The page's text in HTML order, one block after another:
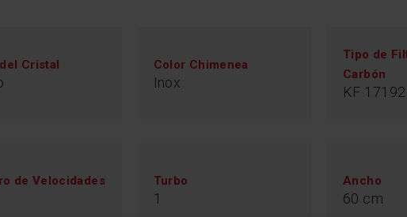
Tu ropa, las
huela a cocina
incorporan unos
Cristal Color Chimenea
Inox
Tipo de
Carbón
KF 17192
de Velocidades Turbo
1
Ancho
60 cm